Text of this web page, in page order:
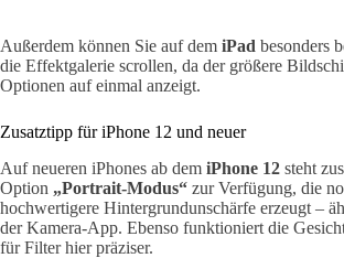
Außerdem können Sie auf dem iPad besonders
die Effektgalerie scrollen, da der größere
Optionen auf einmal anzeigt.
Zusatztipp für iPhone 12 und neuer
Auf neueren iPhones ab dem iPhone 12 steht
Option „Portrait-Modus“ zur Verfügung, die
hochwertigere Hintergrundunschärfe erzeugt –
der Kamera-App. Ebenso funktioniert die
für Filter hier präziser.